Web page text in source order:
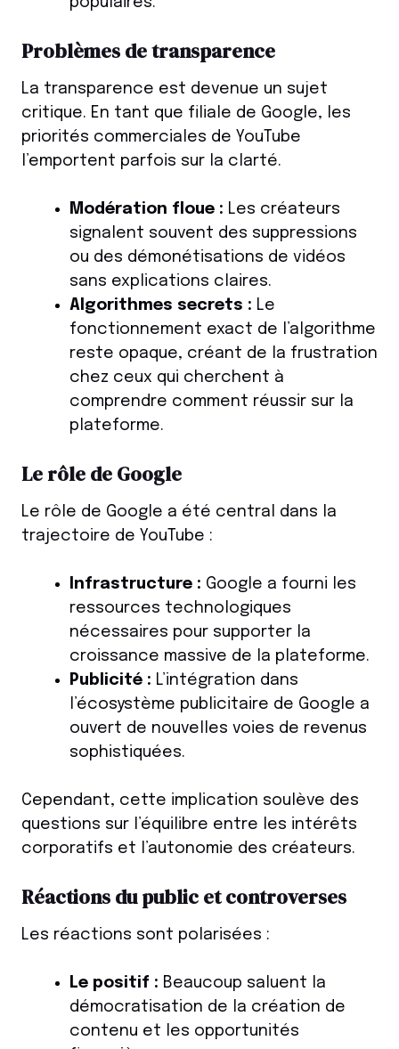
Problèmes de transparence
La transparence est devenue un sujet
critique. En tant que filiale de Google, les
priorités commerciales de YouTube
l’emportent parfois sur la clarté.
Modération floue : Les créateurs
signalent souvent des suppressions
ou des démonétisations de vidéos
sans explications claires.
Algorithmes secrets : Le
fonctionnement exact de l’algorithme
reste opaque, créant de la frustration
chez ceux qui cherchent à
comprendre comment réussir sur la
plateforme.
Le rôle de Google
Le rôle de Google a été central dans la
trajectoire de YouTube :
Infrastructure : Google a fourni les
ressources technologiques
nécessaires pour supporter la
croissance massive de la plateforme.
Publicité : L’intégration dans
l’écosystème publicitaire de Google a
ouvert de nouvelles voies de revenus
sophistiquées.
Cependant, cette implication soulève des
questions sur l’équilibre entre les intérêts
corporatifs et l’autonomie des créateurs.
Réactions du public et controverses
Les réactions sont polarisées :
Le positif : Beaucoup saluent la
démocratisation de la création de
contenu et les opportunités